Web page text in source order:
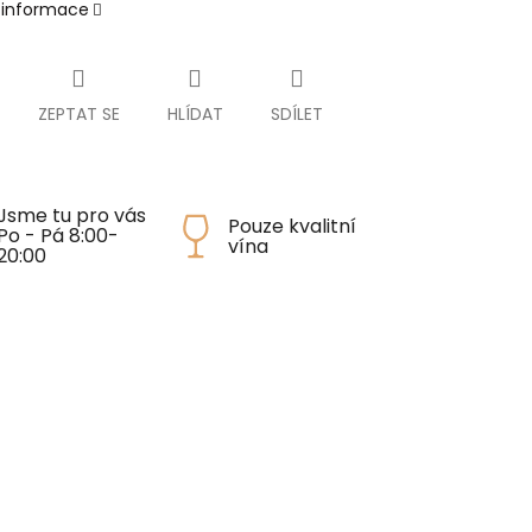
ZEPTAT SE HLÍDAT SDÍLET
tu pro vás
- Pá 8:00- Pouze kvalitní
vína